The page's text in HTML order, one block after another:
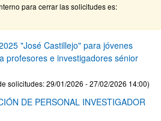
para cerrar las solicitudes es:
"José Castillejo" para jóvenes
profesores e investigadores sénior
solicitudes: 29/01/2026 - 27/02/2026 14:00)
DE PERSONAL INVESTIGADOR